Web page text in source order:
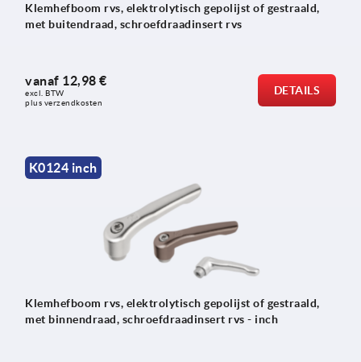
Klemhefboom rvs, elektrolytisch gepolijst of gestraald,
met buitendraad, schroefdraadinsert rvs
vanaf 12,98 €
excl. BTW
plus verzendkosten
DETAILS
K0124 inch
Klemhefboom rvs, elektrolytisch gepolijst of gestraald,
met binnendraad, schroefdraadinsert rvs - inch